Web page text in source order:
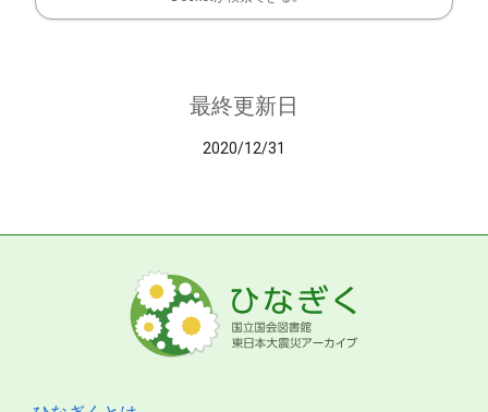
最終更新日
2020/12/31